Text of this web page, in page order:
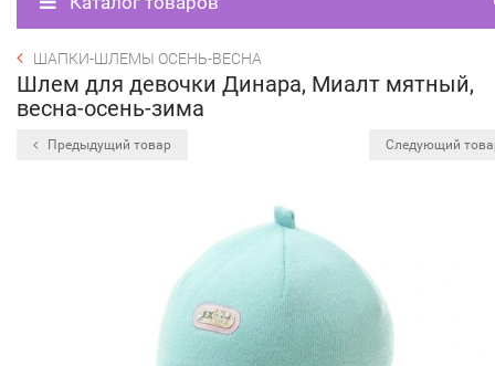
ШАПКИ-ШЛЕМЫ ОСЕНЬ-ВЕСНА
Шлем для девочки Динара, Миалт мятный,
весна-осень-зима
Предыдущий товар Следующий